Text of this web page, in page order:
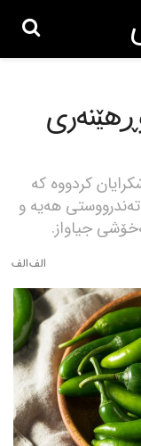
کردووە کە
هەیە و
جیاواز.